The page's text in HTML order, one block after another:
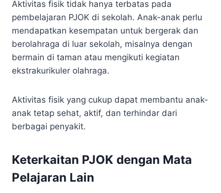
Aktivitas fisik tidak hanya terbatas pada
pembelajaran PJOK di sekolah. Anak-anak perlu
mendapatkan kesempatan untuk bergerak dan
berolahraga di luar sekolah, misalnya dengan
bermain di taman atau mengikuti kegiatan
ekstrakurikuler olahraga.
Aktivitas fisik yang cukup dapat membantu anak-
anak tetap sehat, aktif, dan terhindar dari
berbagai penyakit.
Keterkaitan PJOK dengan Mata
Pelajaran Lain